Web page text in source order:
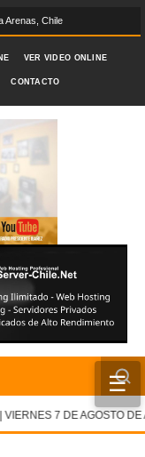
Arenas, Chile
VER VIDEO ONLINE
CONTACTO
☰
VIERNES 7 DE AGOSTO DE